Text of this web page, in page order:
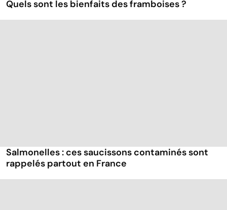
Quels sont les bienfaits des framboises ?
Salmonelles : ces saucissons contaminés sont
rappelés partout en France